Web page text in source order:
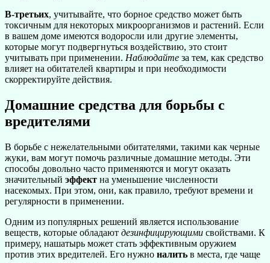
В-третьих, учитывайте, что борное средство может быть
токсичным для некоторых микроорганизмов и растений. Если
в вашем доме имеются водоросли или другие элементы,
которые могут подвергнуться воздействию, это стоит
учитывать при применении. Наблюдайте за тем, как средство
влияет на обитателей квартиры и при необходимости
скорректируйте действия.
Домашние средства для борьбы с
вредителями
В борьбе с нежелательными обитателями, такими как черные
жуки, вам могут помочь различные домашние методы. Эти
способы довольно часто применяются и могут оказать
значительный эффект на уменьшение численности
насекомых. При этом, они, как правило, требуют времени и
регулярности в применении.
Одним из популярных решений является использование
веществ, которые обладают дезинфицирующими свойствами. К
примеру, нашатырь может стать эффективным оружием
против этих вредителей. Его нужно налить в места, где чаще